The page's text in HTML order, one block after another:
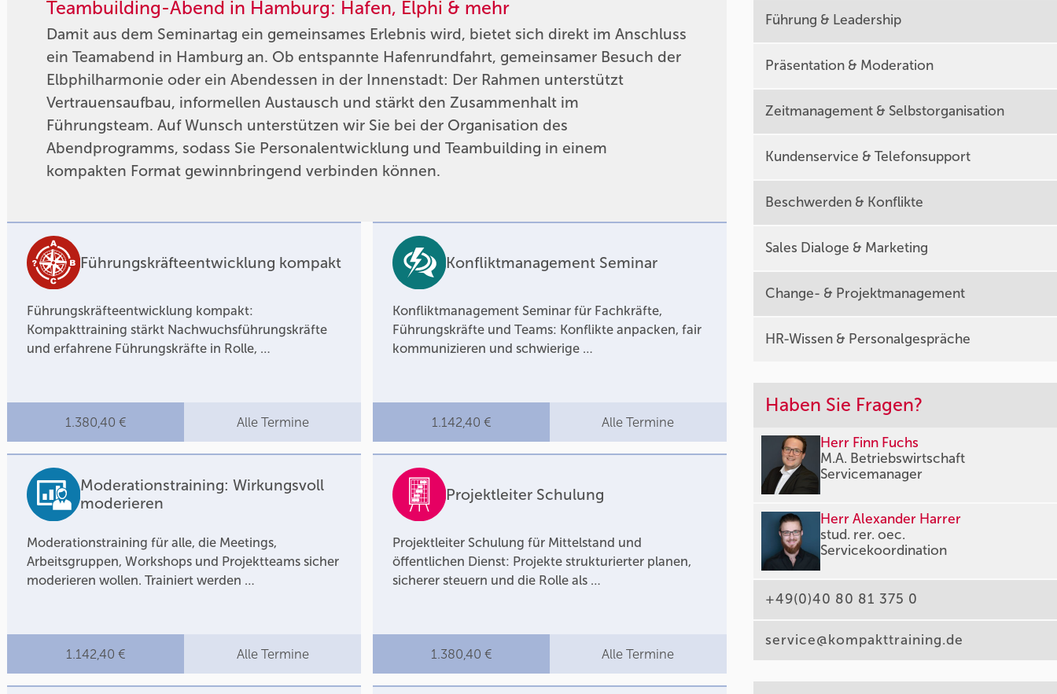
Führung & Leadership
Präsentation & Moderation
Zeitmanagement & Selbstorganisation
Kundenservice & Telefonsupport
Beschwerden & Konflikte
Sales Dialoge & Marketing
Change- & Projektmanagement
HR-Wissen & Personalgespräche
Haben Sie Fragen?
Herr Finn Fuchs
M.A. Betriebswirtschaft
Servicemanager
Herr Alexander Harrer
stud. rer. oec.
Servicekoordination
+49(0)40 80 81 375 0
service@kompakttraining.de
Teambuilding-Abend in Hamburg: Hafen, Elphi & mehr
Damit aus dem Seminartag ein gemeinsames Erlebnis wird, bietet sich direkt im Anschluss
ein Teamabend in Hamburg an. Ob entspannte Hafenrundfahrt, gemeinsamer Besuch der
Elbphilharmonie oder ein Abendessen in der Innenstadt: Der Rahmen unterstützt
Vertrauensaufbau, informellen Austausch und stärkt den Zusammenhalt im
Führungsteam. Auf Wunsch unterstützen wir Sie bei der Organisation des
Abendprogramms, sodass Sie Personalentwicklung und Teambuilding in einem
kompakten Format gewinnbringend verbinden können.
Führungskräfteentwicklung kompakt
Führungskräfteentwicklung kompakt:
Kompakttraining stärkt Nachwuchsführungskräfte
und erfahrene Führungskräfte in Rolle, …
1.380,40 € Alle Termine
Konfliktmanagement Seminar
Konfliktmanagement Seminar für Fachkräfte,
Führungskräfte und Teams: Konflikte anpacken, fair
kommunizieren und schwierige …
1.142,40 € Alle Termine
Moderationstraining: Wirkungsvoll
moderieren
Moderationstraining für alle, die Meetings,
Arbeitsgruppen, Workshops und Projektteams sicher
moderieren wollen. Trainiert werden …
1.142,40 € Alle Termine
Projektleiter Schulung
Projektleiter Schulung für Mittelstand und
öffentlichen Dienst: Projekte strukturierter planen,
sicherer steuern und die Rolle als …
1.380,40 € Alle Termine